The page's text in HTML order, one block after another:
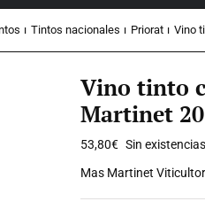
Tintos nacionales Priorat Vino
Vino tinto
Martinet
53,80€ Sin existencias
Mas Martinet